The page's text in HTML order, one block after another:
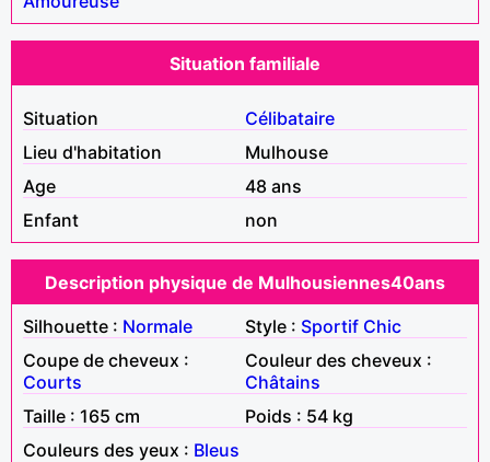
Situation familiale
Situation
Célibataire
Lieu d'habitation
Mulhouse
Age
48 ans
Enfant
non
Description physique de Mulhousiennes40ans
Silhouette : Normale Style : Sportif Chic
Coupe de cheveux :
Courts
Couleur des cheveux :
Châtains
Taille : 165 cm
Poids : 54 kg
Couleurs des yeux : Bleus